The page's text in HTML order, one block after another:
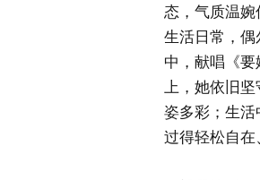
态，气质温
生活日常，
中，献唱《
上，她依旧坚
姿多彩；生
过得轻松自在